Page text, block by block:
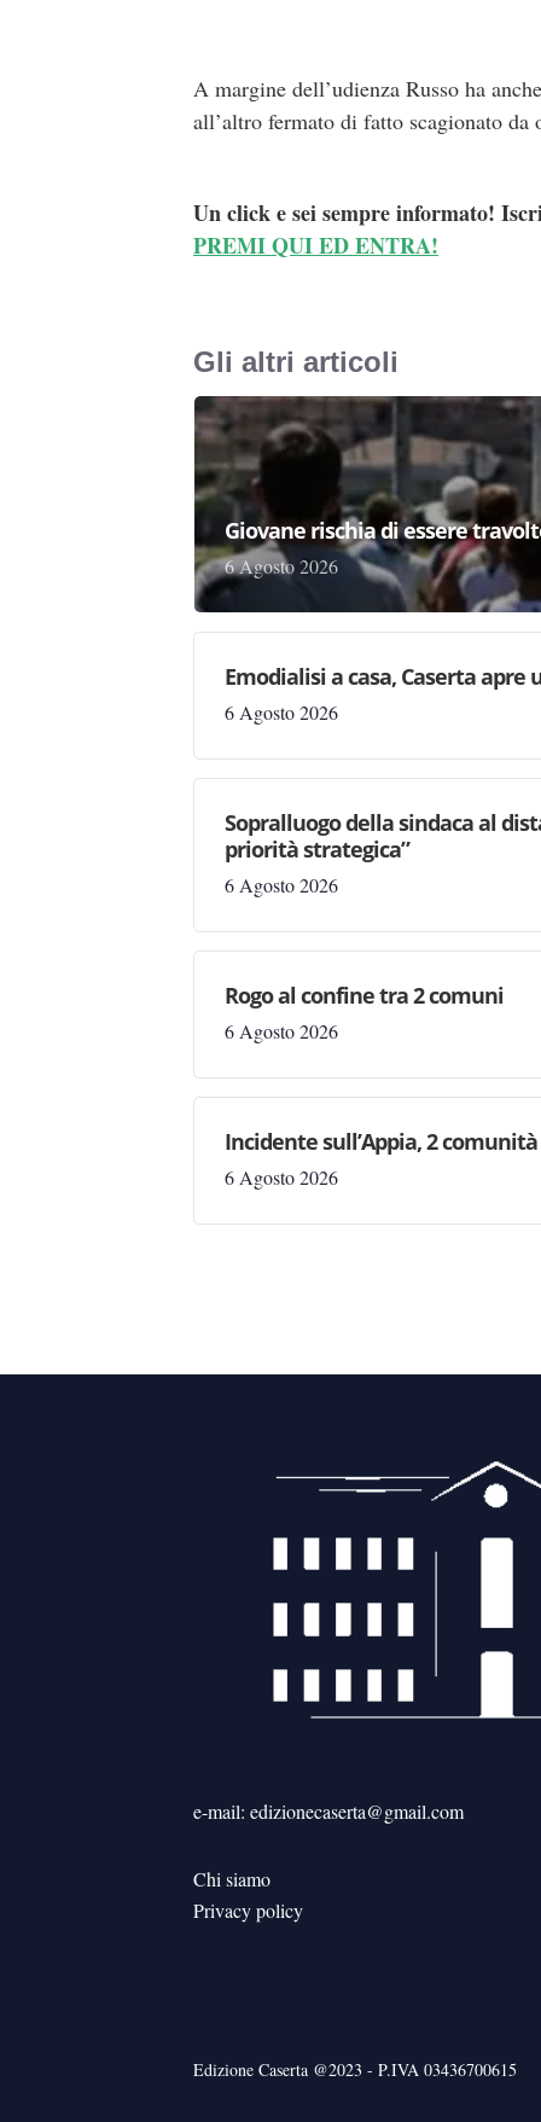
A margine dell’udienza Russo ha
all’altro fermato di fatto scagionato da
Un click e sei sempre informato!
PREMI QUI ED ENTRA!
Gli altri articoli
Giovane rischia di essere
6 Agosto 2026
Emodialisi a casa, Caserta apre
6 Agosto 2026
Sopralluogo della sindaca al
priorità strategica”
6 Agosto 2026
Rogo al confine tra 2 comuni
6 Agosto 2026
Incidente sull’Appia, 2
6 Agosto 2026
e-mail: edizionecaserta@gmail.com
Chi siamo
Privacy policy
Edizione Caserta @2023 - P.IVA 03436700615